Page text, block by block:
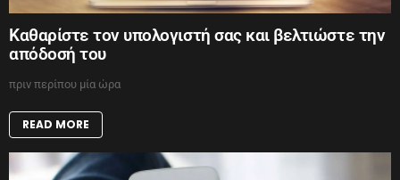
Καθαρίστε τον υπολογιστή σας και βελτιώστε την
απόδοσή του
πριν περίπου μία ώρα
READ MORE